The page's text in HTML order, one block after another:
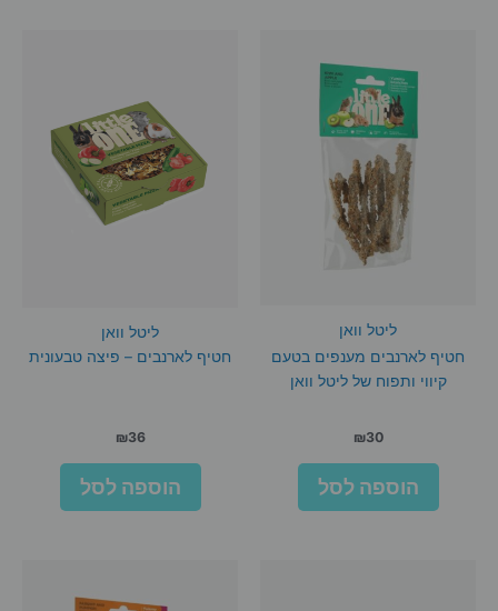
ליטל וואן
חטיף לארנבים מענפים בטעם
קיווי ותפוח של ליטל וואן
₪30
הוספה לסל
ליטל וואן
חטיף לארנבים – פיצה טבעונית
₪36
הוספה לסל